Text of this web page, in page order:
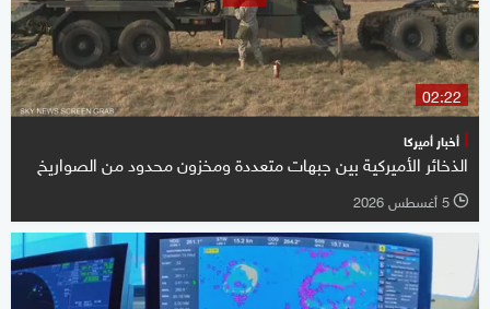
02:22
أخبار أميركا
الذخائر الأميركية بين جبهات متعددة ومخزون محدود من الصواريخ
l 5 أغسطس 2026